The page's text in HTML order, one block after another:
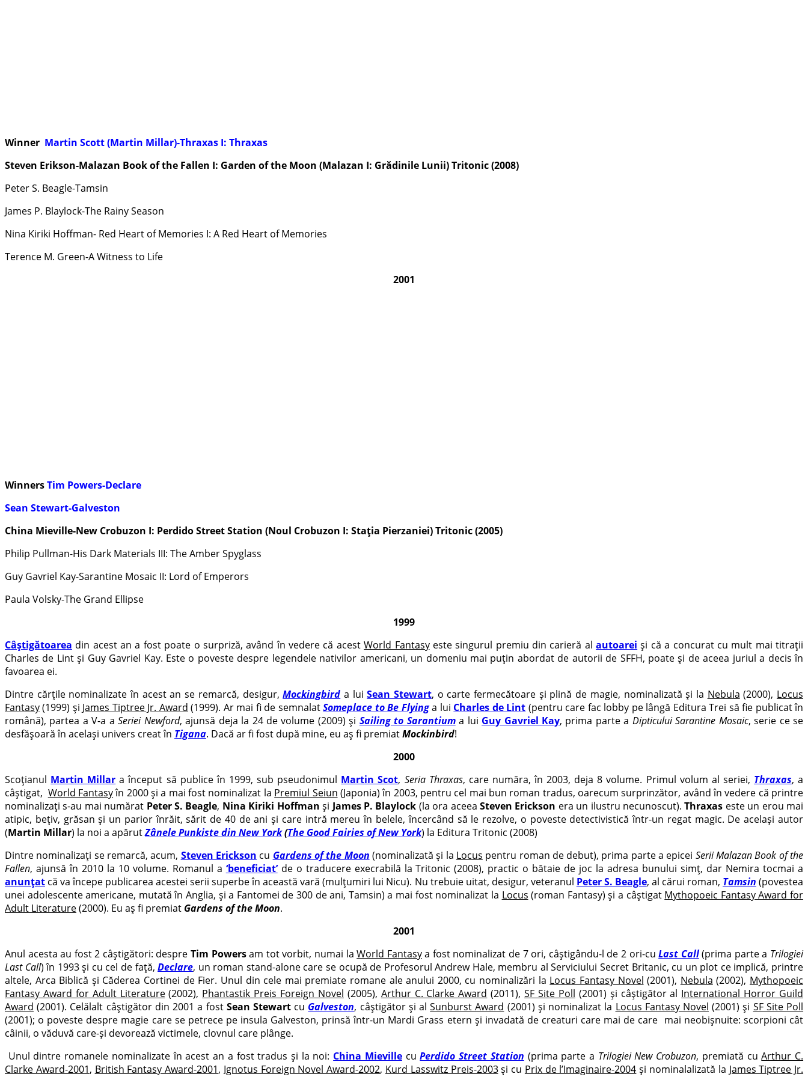
Winner Martin Scott (Martin Millar)-Thraxas I: Thraxas
Steven Erikson-Malazan Book of the Fallen I: Garden of the Moon (Malazan I: Grădinile Lunii) Tritonic (2008)
Peter S. Beagle-Tamsin
James P. Blaylock-The Rainy Season
Nina Kiriki Hoffman- Red Heart of Memories I: A Red Heart of Memories
Terence M. Green-A Witness to Life
2001
WinnersTim Powers-Declare
Sean Stewart-Galveston
China Mieville-New Crobuzon I: Perdido Street Station (Noul Crobuzon I: Stația Pierzaniei) Tritonic (2005)
Philip Pullman-His Dark Materials III: The Amber Spyglass
Guy Gavriel Kay-Sarantine Mosaic II: Lord of Emperors
Paula Volsky-The Grand Ellipse
1999
Câștigătoarea din acest an a fost poate o surpriză, având în vedere că acestWorld Fantasyeste singurul premiu din carieră alautoarei și că a concurat cu mult mai titrații
Charles de Lint și Guy Gavriel Kay. Este o poveste despre legendele nativilor americani, un domeniu mai puțin abordat de autorii de SFFH, poate și de aceea juriul a decis în
favoarea ei.
Dintre cărțile nominalizate în acest an se remarcă, desigur,Mockingbird a luiSean Stewart, o carte fermecătoare și plină de magie, nominalizată și la Nebula (2000), Locus
Fantasy(1999) și James Tiptree Jr. Award (1999). Ar mai fi de semnalatSomeplace to Be Flyinga lui Charles de Lint (pentru care fac lobby pe lângă Editura Trei să fie publicat în
română), partea a V-a aSeriei Newford, ajunsă deja la 24 de volume (2009) și Sailing to Sarantiuma lui Guy Gavriel Kay, prima parte a Dipticului Sarantine Mosaic, serie ce se
desfășoară în același univers creat în Tigana. Dacă ar fi fost după mine, eu aș fi premiatMockinbird!
2000
Scoțianul Martin Millar a început să publice în 1999, sub pseudonimul Martin Scot, Seria Thraxas, care număra, în 2003, deja 8 volume. Primul volum al seriei, Thraxas, a
câștigat, World Fantasyîn 2000 și a mai fost nominalizat la Premiul Seiun (Japonia) în 2003, pentru cel mai bun roman tradus, oarecum surprinzător, având în vedere că printre
nominalizați s-au mai numărat Peter S. Beagle, Nina Kiriki Hoffmanși James P. Blaylock (la ora aceeaSteven Erickson era un ilustru necunoscut).Thraxas este un erou mai
atipic, bețiv, grăsan și un parior înrăit, sărit de 40 de ani și care intră mereu în belele, încercând să le rezolve, o poveste detectivistică într-un regat magic. De același autor
(Martin Millar) la noi a apărutZânele Punkiste din New York(The Good Fairies of New York) la Editura Tritonic (2008)
Dintre nominalizați se remarcă, acum, Steven Erickson cu Gardens of the Moon (nominalizată și la Locus pentru roman de debut), prima parte a epicei Serii Malazan Book of the
Fallen, ajunsă în 2010 la 10 volume. Romanul a ‘beneficiat’de o traducere execrabilă la Tritonic (2008), practic o bătaie de joc la adresa bunului simț, dar Nemira tocmai a
anunțat că va începe publicarea acestei serii superbe în această vară (mulțumiri lui Nicu). Nu trebuie uitat, desigur, veteranul Peter S. Beagle, al cărui roman, Tamsin (povestea
unei adolescente americane, mutată în Anglia, și a Fantomei de 300 de ani, Tamsin) a mai fost nominalizat la Locus (roman Fantasy) și a câștigat Mythopoeic Fantasy Award for
Adult Literature(2000). Eu aș fi premiat Gardens of the Moon.
2001
Anul acesta au fost 2 câștigători: despreTim Powersam tot vorbit, numai laWorld Fantasya fost nominalizat de 7 ori, câștigându-l de 2 ori-cuLast Call(prima parte a Trilogiei
Last Call) în 1993 și cu cel de față,Declare, un roman stand-alone care se ocupă de Profesorul Andrew Hale, membru al Serviciului Secret Britanic, cu un plot ce implică, printre
altele, Arca Biblică și Căderea Cortinei de Fier. Unul din cele mai premiate romane ale anului 2000, cu nominalizări la Locus Fantasy Novel (2001), Nebula (2002), Mythopoeic
Fantasy Award for Adult Literature(2002), Phantastik Preis Foreign Novel (2005), Arthur C. Clarke Award (2011),SF Site Poll (2001) și câștigător al International Horror Guild
Award (2001). Celălalt câștigător din 2001 a fost Sean Stewartcu Galveston, câștigător și alSunburst Award (2001) și nominalizat la Locus Fantasy Novel (2001) și SF Site Poll
(2001); o poveste despre magie care se petrece pe insula Galveston, prinsă într-un Mardi Grass etern și invadată de creaturi care mai de care mai neobișnuite: scorpioni cât
câinii, o văduvă care-și devorează victimele, clovnul care plânge.
Unul dintre romanele nominalizate în acest an a fost tradus și la noi: China MievillecuPerdido Street Station (prima parte a Trilogiei New Crobuzon, premiată cuArthur C.
Clarke Award-2001, British Fantasy Award-2001, Ignotus Foreign Novel Award-2002, Kurd Lasswitz Preis-2003și cu Prix de l’Imaginaire-2004 și nominalalizată la James Tiptree Jr.